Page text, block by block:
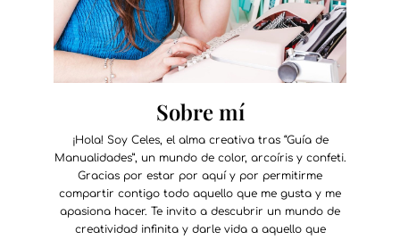
Sobre mí
¡Hola! Soy Celes, el alma creativa tras “Guía de
Manualidades”, un mundo de color, arcoíris y confeti.
Gracias por estar por aquí y por permitirme
compartir contigo todo aquello que me gusta y me
apasiona hacer. Te invito a descubrir un mundo de
creatividad infinita y darle vida a aquello que